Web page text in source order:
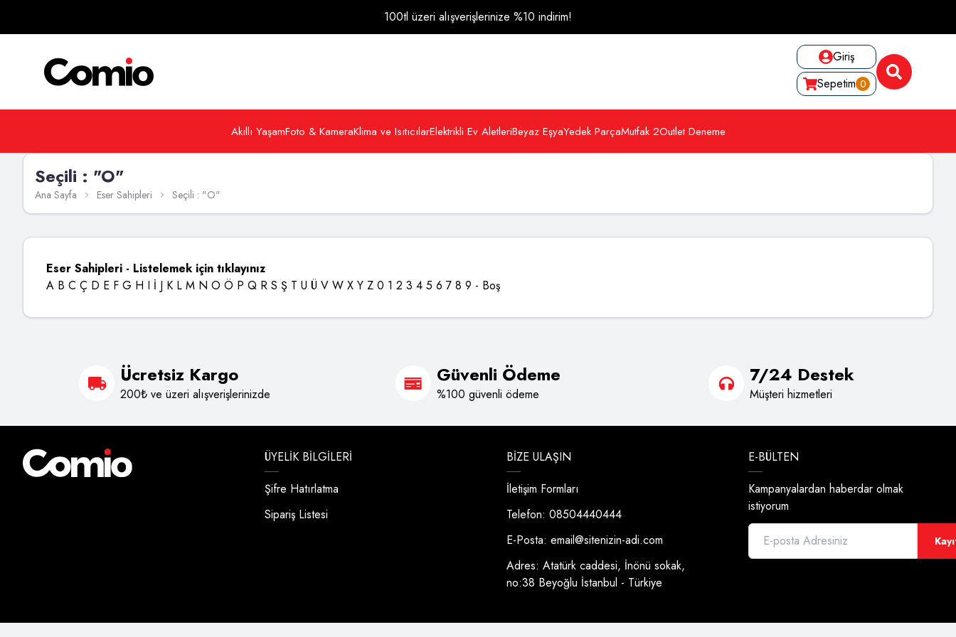
100tl üzeri alışverişlerinize %10 indirim!
Giriş
Sepetim 0
Akıllı YaşamFoto & KameraKlima ve IsıtıcılarElektrikli Ev AletleriBeyaz EşyaYedek ParçaMutfak 2Outlet Deneme
Seçili : "O"
Ana Sayfa Eser Sahipleri Seçili : "O"
Eser Sahipleri - Listelemek için tıklayınız
A B C Ç D E F G H I İ J K L M N O Ö P Q R S Ş T U Ü V W X Y Z 0 1 2 3 4 5 6 7 8 9 - Boş
Ücretsiz Kargo
200₺ ve üzeri alışverişlerinizde
Güvenli Ödeme
%100 güvenli ödeme
7/24 Destek
Müşteri hizmetleri
ÜYELIK BILGILERI
Şifre Hatırlatma
Sipariş Listesi
BIZE ULAŞIN
İletişim Formları
Telefon: 08504440444
E-Posta: email@sitenizin-adi.com
Adres: Atatürk caddesi, İnönü sokak,
no:38 Beyoğlu İstanbul - Türkiye
E-BÜLTEN
Kampanyalardan haberdar olmak
istiyorum